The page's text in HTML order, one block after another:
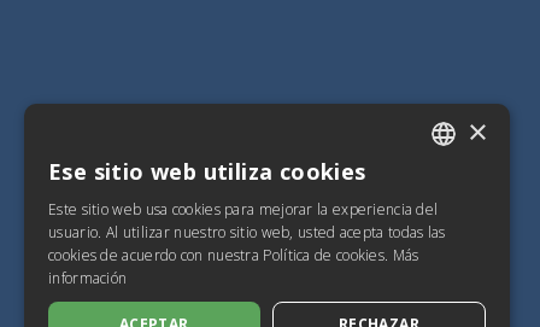
ENGLISH
×
Ese sitio web utiliza cookies
Este sitio web usa cookies para mejorar la experiencia del
usuario. Al utilizar nuestro sitio web, usted acepta todas las
cookies de acuerdo con nuestra Política de cookies. Más
información